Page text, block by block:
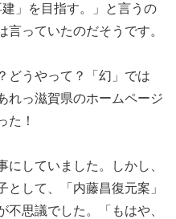
」を目指す。」と言うの
っていたのだそうです。
どうやって？「幻」では
れっ滋賀県のホームページ
た！
していました。しかし、
して、「内藤昌復元案」
思議でした。「もはや、